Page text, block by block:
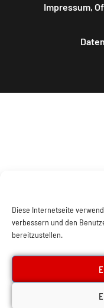
Diese Internetseite
verbessern und den
bereitzustellen.
Impressum,